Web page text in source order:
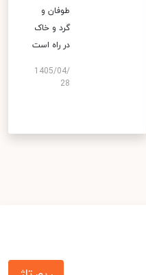
طوفان و
گرد و خاک
در راه است
1405/04/
28